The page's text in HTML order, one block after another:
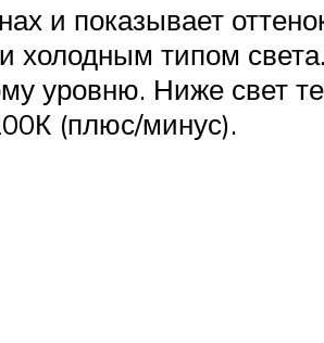
и показывает
холодным типом
уровню. Ниже свет
(плюс/минус).